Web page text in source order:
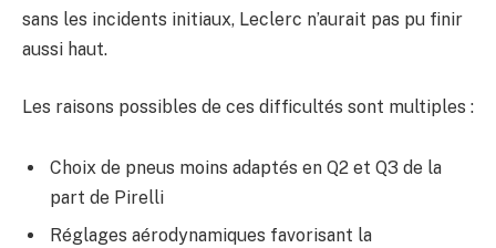
sans les incidents initiaux, Leclerc n’aurait pas pu finir
aussi haut.
Les raisons possibles de ces difficultés sont multiples :
Choix de pneus moins adaptés en Q2 et Q3 de la
part de Pirelli
Réglages aérodynamiques favorisant la